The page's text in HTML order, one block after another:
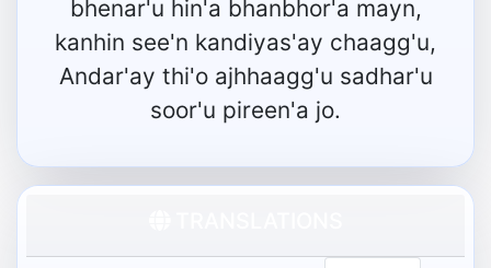
bhenar'u hin'a bhanbhor'a mayn,
kanhin see'n kandiyas'ay chaagg'u,
Andar'ay thi'o ajhhaagg'u sadhar'u
soor'u pireen'a jo.